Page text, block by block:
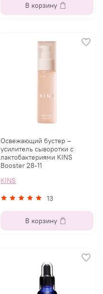
В корзину
Освежающий бустер –
усилитель сыворотки с
лактобактериями KINS
Booster 28-11
KINS
13
В корзину